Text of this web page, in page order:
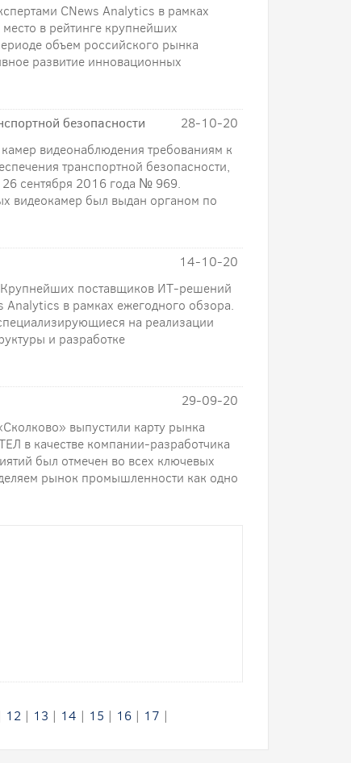
CNews Analytics в рамках
в рейтинге крупнейших
объем российского рынка
развитие инновационных
безопасности
28-10-20
видеонаблюдения требованиям к
транспортной безопасности,
26 сентября 2016 года № 969.
видеокамер был выдан органом по
14-10-20
поставщиков ИТ-решений
Analytics в рамках ежегодного обзора.
на реализации
и разработке
29-09-20
выпустили карту рынка
в качестве компании-разработчика
был отмечен во всех ключевых
рынок промышленности как одно
12 | 13 | 14 | 15 | 16 | 17 |